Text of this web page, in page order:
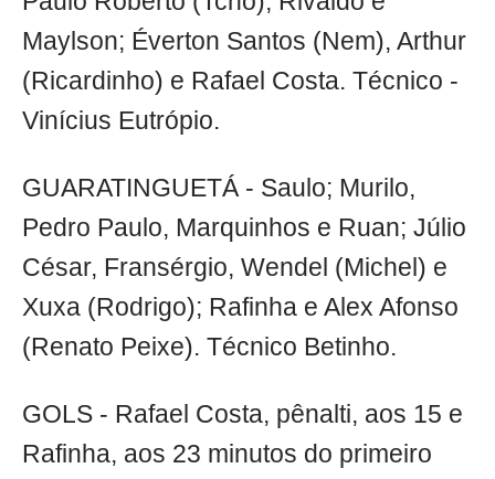
Maylson; Éverton Santos (Nem), Arthur
(Ricardinho) e Rafael Costa. Técnico -
Vinícius Eutrópio.
GUARATINGUETÁ - Saulo; Murilo,
Pedro Paulo, Marquinhos e Ruan; Júlio
César, Fransérgio, Wendel (Michel) e
Xuxa (Rodrigo); Rafinha e Alex Afonso
(Renato Peixe). Técnico Betinho.
GOLS - Rafael Costa, pênalti, aos 15 e
Rafinha, aos 23 minutos do primeiro